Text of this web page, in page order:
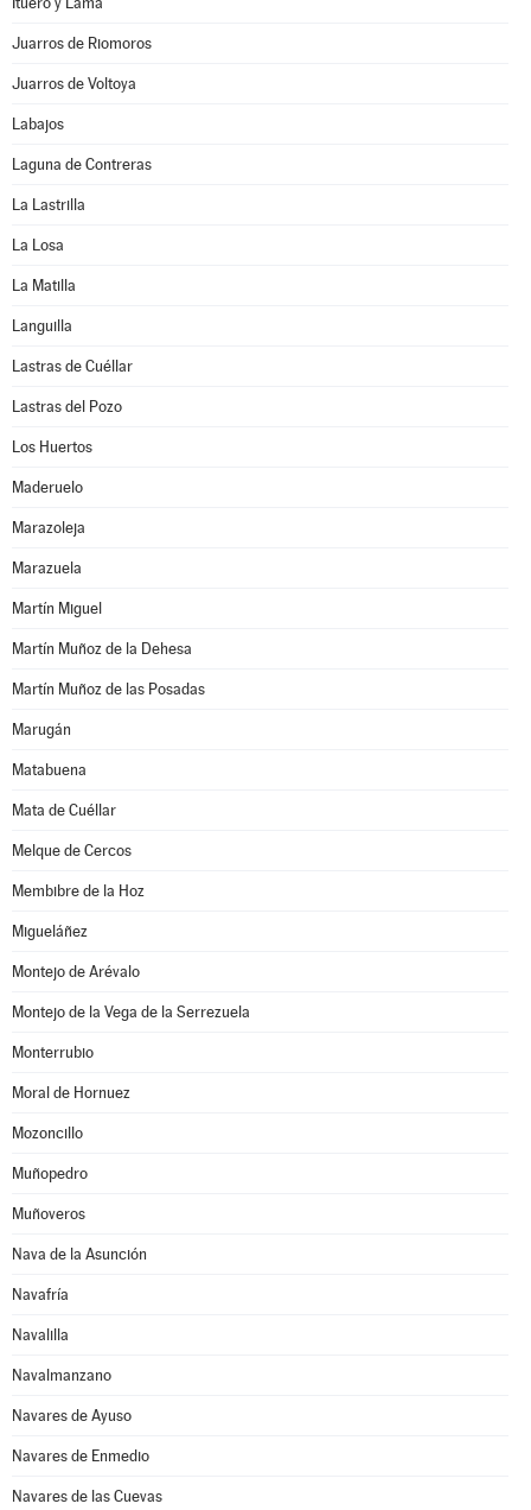
Juarros de Riomoros
Juarros de Voltoya
Labajos
Laguna de Contreras
La Lastrilla
La Losa
La Matilla
Languilla
Lastras de Cuéllar
Lastras del Pozo
Los Huertos
Maderuelo
Marazoleja
Marazuela
Martín Miguel
Martín Muñoz de la Dehesa
Martín Muñoz de las Posadas
Marugán
Matabuena
Mata de Cuéllar
Melque de Cercos
Membibre de la Hoz
Migueláñez
Montejo de Arévalo
Montejo de la Vega de la Serrezuela
Monterrubio
Moral de Hornuez
Mozoncillo
Muñopedro
Muñoveros
Nava de la Asunción
Navafría
Navalilla
Navalmanzano
Navares de Ayuso
Navares de Enmedio
Navares de las Cuevas